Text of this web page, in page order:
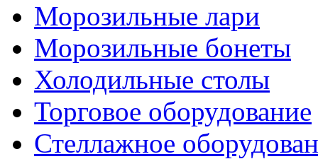
Морозильные лари
Морозильные бонеты
Холодильные столы
Торговое оборудование
Стеллажное